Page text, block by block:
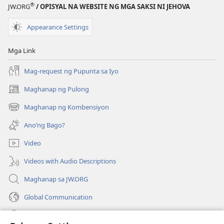
JW.ORG® / OPISYAL NA WEBSITE NG MGA SAKSI NI JEHOVA
Appearance Settings
Mga Link
Mag-request ng Pupunta sa Iyo
Maghanap ng Pulong
(may
bubukas
na
bagong
window)
Maghanap ng Kombensiyon
(may
bubukas
na
bagong
window)
Ano’ng Bago?
Video
Videos with Audio Descriptions
Maghanap sa JW.ORG
Global Communication